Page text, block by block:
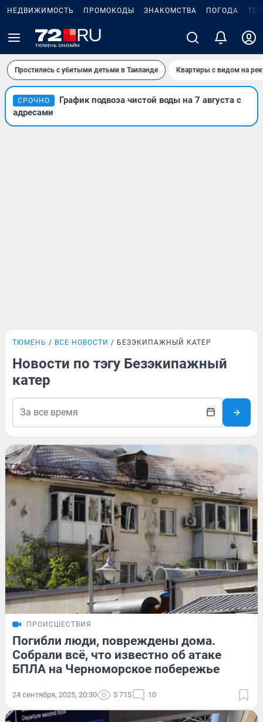
НЕДВИЖИМОСТЬ ПРОМОКОДЫ ЗНАКОМСТВА ПОГОДА
Простились с убитыми детьми в Таиланде Квартиры с видом на
СРОЧНО
График подвоза чистой воды на 7 августа с
адресами
ТЮМЕНЬ ВСЕ НОВОСТИ БЕЗЭКИПАЖНЫЙ КАТЕР
Новости по тэгу Безэкипажный
катер
ПРОИСШЕСТВИЯ
Погибли люди, повреждены дома.
Собрали всё, что известно об атаке
БПЛА на Черноморское побережье
24 сентября, 2025, 20:30 5 715 10